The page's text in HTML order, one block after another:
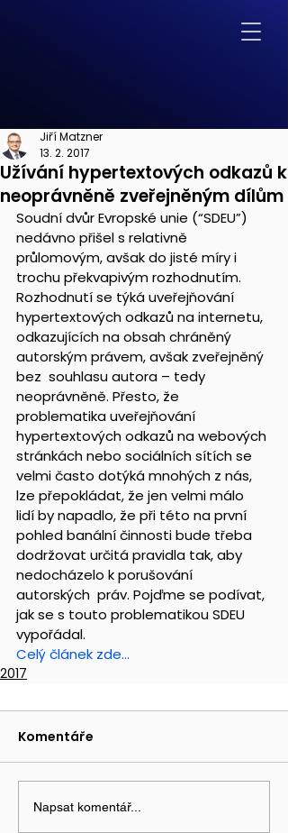
Užívání hypertextových odkazů k
neoprávněně zveřejněným dílům
Jiří Matzner
13. 2. 2017
Soudní dvůr Evropské unie (“SDEU”)
nedávno přišel s relativně
průlomovým, avšak do jisté míry i
trochu překvapivým rozhodnutím.
Rozhodnutí se týká uveřejňování
hypertextových odkazů na internetu,
odkazujících na obsah chráněný
autorským právem, avšak zveřejněný
bez  souhlasu autora – tedy
neoprávněně. Přesto, že
problematika uveřejňování
hypertextových odkazů na webových
stránkách nebo sociálních sítích se
velmi často dotýká mnohých z nás,
lze přepokládat, že jen velmi málo
lidí by napadlo, že při této na první
pohled banální činnosti bude třeba
dodržovat určitá pravidla tak, aby
nedocházelo k porušování
autorských  práv. Pojďme se podívat,
jak se s touto problematikou SDEU
vypořádal.
Celý článek zde…
2017
Komentáře
Napsat komentář...